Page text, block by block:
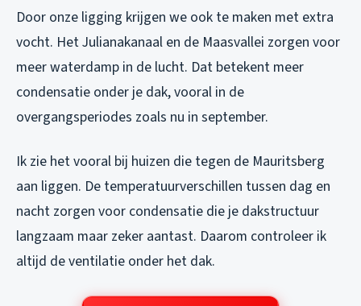
Door onze ligging krijgen we ook te maken met extra
vocht. Het Julianakanaal en de Maasvallei zorgen voor
meer waterdamp in de lucht. Dat betekent meer
condensatie onder je dak, vooral in de
overgangsperiodes zoals nu in september.
Ik zie het vooral bij huizen die tegen de Mauritsberg
aan liggen. De temperatuurverschillen tussen dag en
nacht zorgen voor condensatie die je dakstructuur
langzaam maar zeker aantast. Daarom controleer ik
altijd de ventilatie onder het dak.